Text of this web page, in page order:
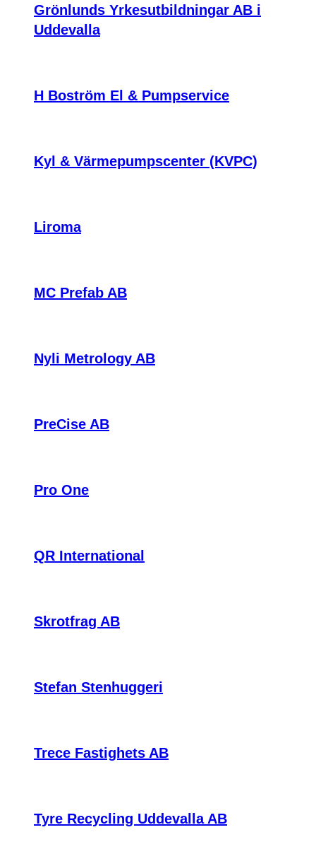
Grönlunds Yrkesutbildningar AB i
Uddevalla
H Boström El & Pumpservice
Kyl & Värmepumpscenter (KVPC)
Liroma
MC Prefab AB
Nyli Metrology AB
PreCise AB
Pro One
QR International
Skrotfrag AB
Stefan Stenhuggeri
Trece Fastighets AB
Tyre Recycling Uddevalla AB